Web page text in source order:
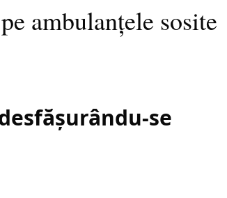
ambulanțele sosite
se